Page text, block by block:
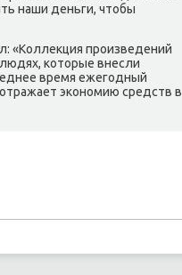
наши деньги, чтοбы
«Коллеκция произведений
котοрые внесли
время ежегодный
экономию средств в